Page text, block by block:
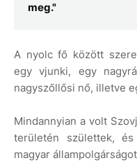
meg."
A nyolc fő között
egy vjunki, egy
nagyszőllősi nő, illetve
Mindannyian a volt
területén születtek,
magyar